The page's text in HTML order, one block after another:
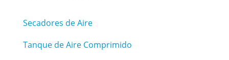
Secadores de Aire
Tanque de Aire Comprimido